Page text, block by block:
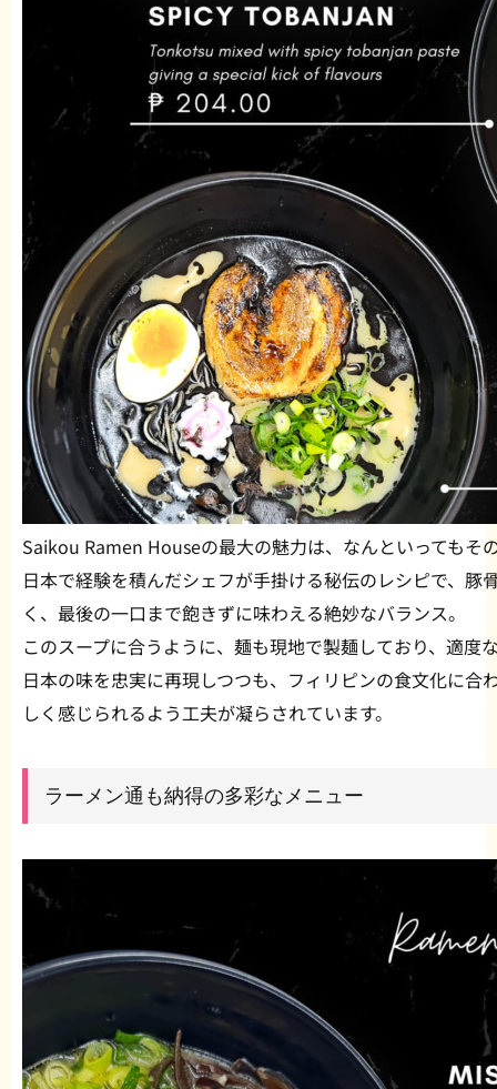
Saikou Ramen Houseの最大の魅力は、なんといってもそ
日本で経験を積んだシェフが手掛ける秘伝のレシピで、
く、最後の一口まで飽きずに味わえる絶妙なバランス。
このスープに合うように、麺も現地で製麺しており、適度
日本の味を忠実に再現しつつも、フィリピンの食文化に合
しく感じられるよう工夫が凝らされています。
ラーメン通も納得の多彩なメニュー